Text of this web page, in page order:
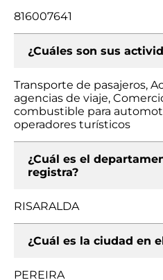
816007641
¿Cuáles son sus
Transporte de pasajeros,
agencias de viaje,
combustible para
operadores turísticos
¿Cuál es el
registra?
RISARALDA
¿Cuál es la ciudad en
PEREIRA